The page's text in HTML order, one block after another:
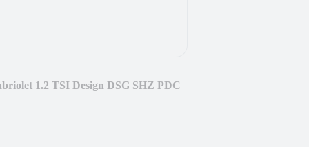
1.2 TSI Design DSG SHZ PDC